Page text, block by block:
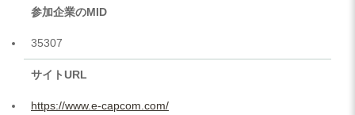
参加企業のMID
35307
サイトURL
https://www.e-capcom.com/